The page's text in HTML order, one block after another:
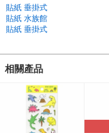
貼紙 垂掛式
貼紙 水族館
貼紙 垂掛式
相關產品